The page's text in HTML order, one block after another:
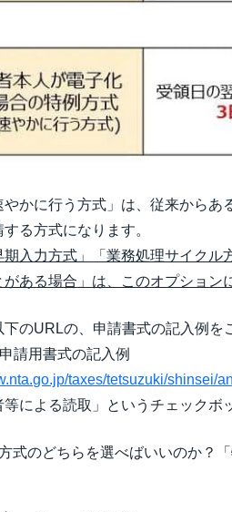
やかに行う方式」は、従来から
る方式になります。
期入力方式」「業務処理サイク
がある場合」は、このオプショ
のURLの、申請書式の記入例を
請用書式の記入例
taxes/tetsuzuki/shinsei/
による読取」というチェックボ
式のどちらを選べばいいのか？